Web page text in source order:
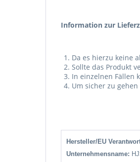
Information zur
Da es hierzu keine
Sollte das Produkt
In einzelnen Fällen
Um sicher zu
Hersteller/EU
Unternehmensname: